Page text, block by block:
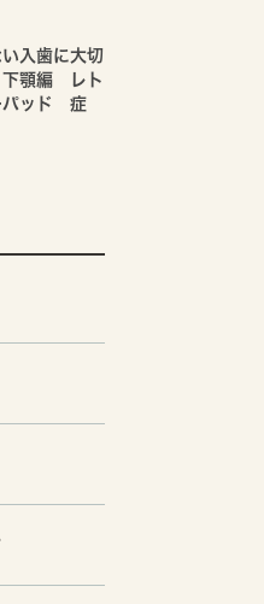
入歯に大切
顎編 レト
パッド 症